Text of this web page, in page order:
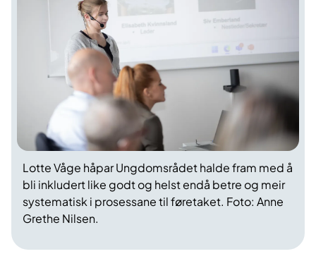
Lotte Våge håpar Ungdomsrådet halde fram med å
bli inkludert like godt og helst endå betre og meir
systematisk i prosessane til føretaket. Foto: Anne
Grethe Nilsen.